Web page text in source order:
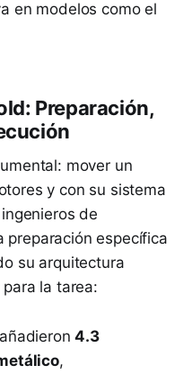
en modelos como el
Preparación,
mover un
y con su sistema
de
preparación específica
su arquitectura
la tarea:
4.3
,